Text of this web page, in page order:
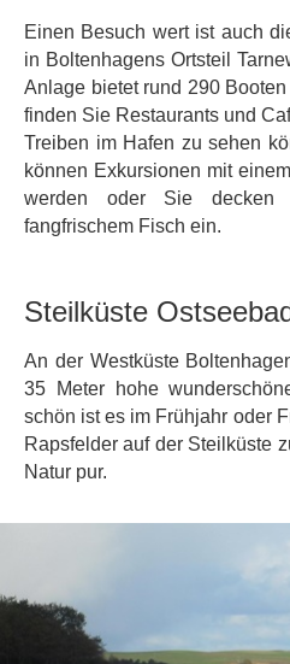
Einen Besuch wert ist auch
in Boltenhagens Ortsteil
Anlage bietet rund 290
finden Sie Restaurants und
Treiben im Hafen zu sehen
können Exkursionen mit
werden oder Sie
fangfrischem Fisch ein.
Steilküste
An der Westküste
35 Meter hohe
schön ist es im Frühjahr oder
Rapsfelder auf der Steilküste
Natur pur.